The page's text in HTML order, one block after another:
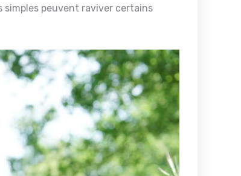
simples peuvent raviver certains